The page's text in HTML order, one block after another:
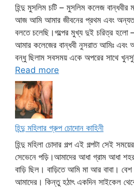
হিন্দু মুসলিম চটি – মুসলিম কলেজ বান্ধবীর
আজ আমি আমার জীবনের প্রথম এবং
বলতে চলেছি।গল্পের মুখ্য দুই চরিত্র
আমার কলেজের বান্ধবী নুসরাত আমিঃ এবং
বন্ধু ছিলাম সবসময় একে অপরের সাথে
Read more
হিন্দু মহিলার গ্রুপ চোদোন কাহিনী
হিন্দু মহিলা চোদার গল্প এই গল্পটা সেই
সেভেনে পড়ি।আমাদের আধা গ্রাম আধা
বাড়ি ছিল। বাড়িতে আমি মা আর বাবা।
আমাদের। কিন্তু হঠাৎ একদিন সাইকেল